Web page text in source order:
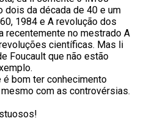
dois da década de 40 e um
1984 e A revolução dos
recentemente no mestrado A
científicas. Mas li
Foucault que não estão
é bom ter conhecimento
com as controvérsias.